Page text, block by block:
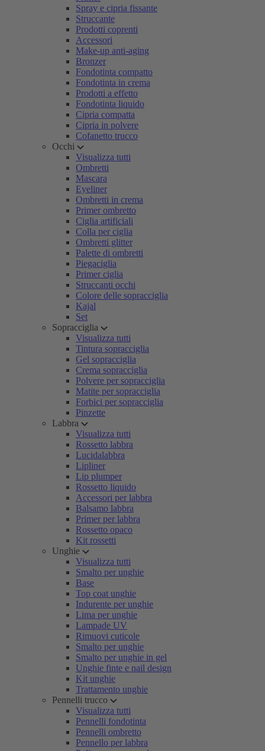
Spray e cipria fissante
Struccante
Prodotti coprenti
Accessori
Make-up anti-aging
Bronzer
Fondotinta compatto
Fondotinta in crema
Prodotti a effetto
Fondotinta liquido
Cipria compatta
Cipria in polvere
Cofanetto trucco
Occhi
Visualizza tutti
Ombretti
Mascara
Eyeliner
Ombretti in crema
Primer ombretto
Ciglia artificiali
Colla per ciglia
Ombretti glitter
Palette di ombretti
Piegaciglia
Primer ciglia
Struccanti occhi
Colore delle sopracciglia
Kajal
Set
Sopracciglia
Visualizza tutti
Tintura sopracciglia
Gel sopracciglia
Crema sopracciglia
Polvere per sopracciglia
Matite per sopracciglia
Forbici per sopracciglia
Pinzette
Labbra
Visualizza tutti
Rossetto labbra
Lucidalabbra
Lipliner
Lip plumper
Rossetto liquido
Accessori per labbra
Balsamo labbra
Primer per labbra
Rossetto opaco
Kit rossetti
Unghie
Visualizza tutti
Smalto per unghie
Base
Top coat unghie
Indurente per unghie
Lima per unghie
Lampade UV
Rimuovi cuticole
Smalto per unghie
Smalto per unghie in gel
Unghie finte e nail design
Kit unghie
Trattamento unghie
Pennelli trucco
Visualizza tutti
Pennelli fondotinta
Pennelli ombretto
Pennello per labbra